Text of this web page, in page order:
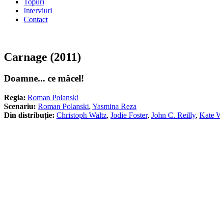
Interviuri
Contact
Carnage (2011)
Doamne... ce măcel!
Regia: Roman Polanski
Scenariu: Roman Polanski, Yasmina Reza
Din distribuție: Christoph Waltz, Jodie Foster, John C. Reilly, Kate